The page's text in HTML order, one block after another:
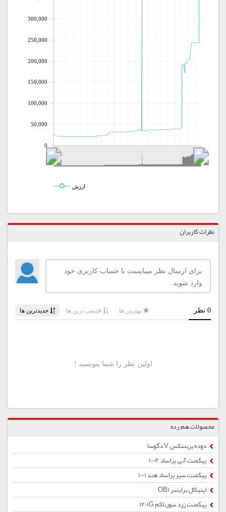
0
50,000
100,000
150,000
200,000
250,000
300,000
ارزش
نظرات کاربران
محصولات هم رده
دوده پرینتکس V دگوسا
پیگمنت آبی پراساد 1004
پیگمنت سبز پراساد هند 1001
اپتیکال برایتنر OB1
پیگمنت زرد سورناکم 1201G